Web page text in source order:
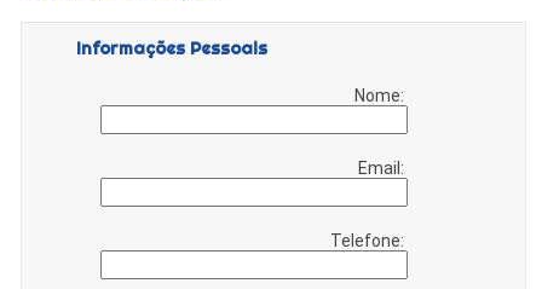
Informações Pessoais
Nome:
Email:
Telefone: